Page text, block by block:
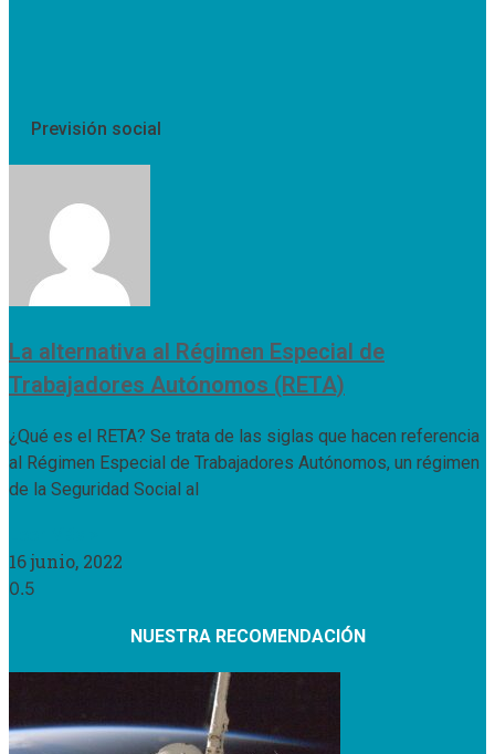
Previsión social
La alternativa al Régimen Especial de
Trabajadores Autónomos (RETA)
¿Qué es el RETA? Se trata de las siglas que hacen referencia
al Régimen Especial de Trabajadores Autónomos, un régimen
de la Seguridad Social al
16 junio, 2022
NUESTRA RECOMENDACIÓN